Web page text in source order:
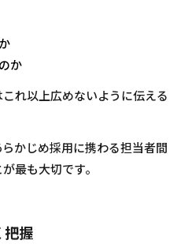
か
れ以上広めないように伝える
かじめ採用に携わる担当者間
最も大切です。
把握